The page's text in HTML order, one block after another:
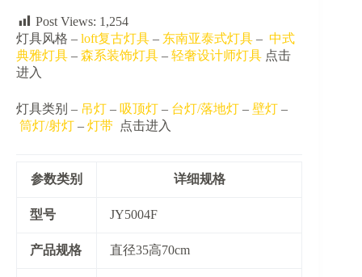
Post Views: 1,254
灯具风格 – loft复古灯具 – 东南亚泰式灯具 – 中式
典雅灯具 – 森系装饰灯具 – 轻奢设计师灯具 点击
进入
灯具类别 – 吊灯 – 吸顶灯 – 台灯/落地灯 – 壁灯 –
筒灯/射灯 – 灯带 点击进入
参数类别 详细规格
​型号​ JY5004F
​产品规格​ 直径35高70cm